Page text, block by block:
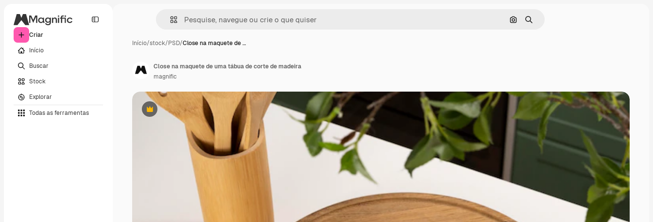
Criar
Início
Buscar
Stock
Explorar
Todas as ferramentas
Pesquisar por imagem
Buscar
Início/stock/PSD/Close na maquete de …
Premium
Close na maquete de uma tábua de corte de madeira
magnific